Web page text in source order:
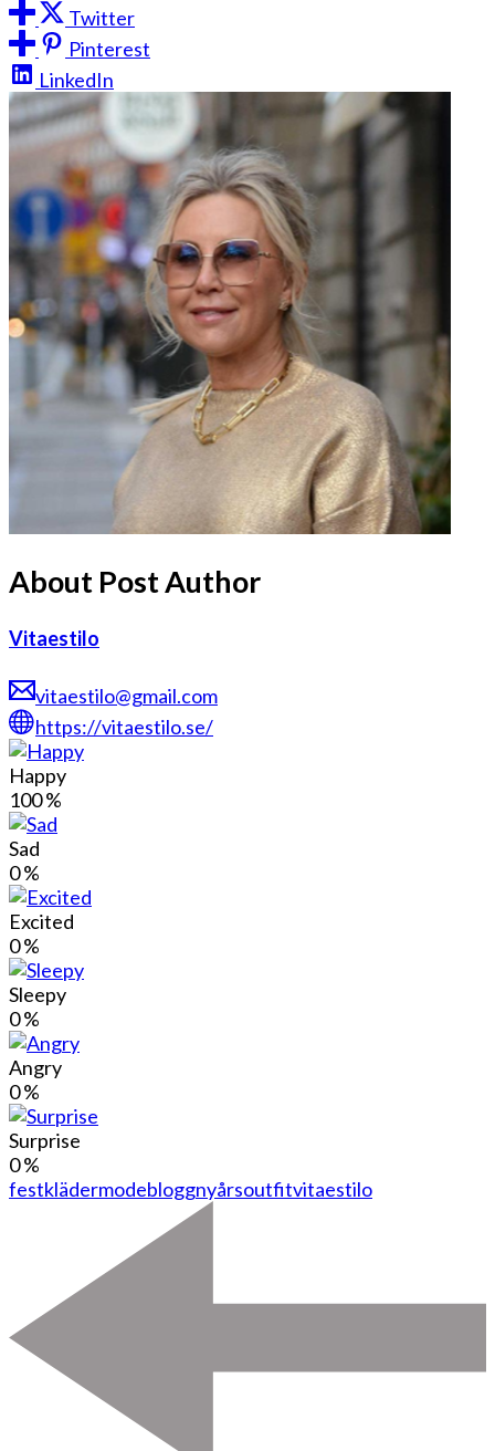
Twitter
Pinterest
LinkedIn
About Post Author
Vitaestilo
vitaestilo@gmail.com
https://vitaestilo.se/
Happy
100%
Sad
0%
Excited
0%
Sleepy
0%
Angry
0%
Surprise
0%
festklädermodebloggnyårsoutfitvitaestilo